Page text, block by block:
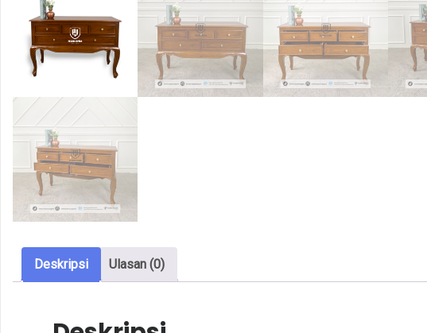
Deskripsi Ulasan (0)